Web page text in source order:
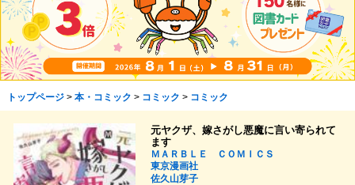
トップページ> 本・コミック > コミック > コミック
元ヤクザ、嫁さがし悪魔に言い寄られて
ます
ＭＡＲＢＬＥ ＣＯＭＩＣＳ
東京漫画社
佐久山芽子